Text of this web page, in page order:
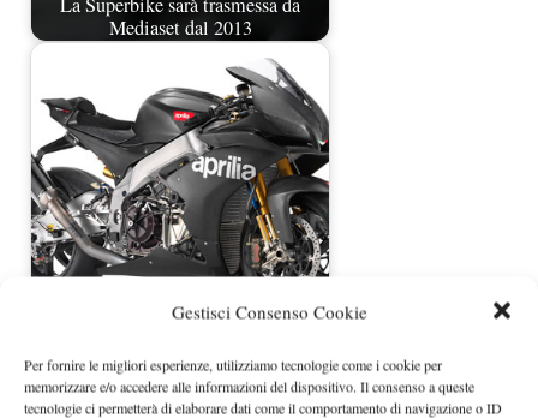
Gestisci Consenso Cookie
Per fornire le migliori esperienze, utilizziamo tecnologie come i cookie per
memorizzare e/o accedere alle informazioni del dispositivo. Il consenso a queste
tecnologie ci permetterà di elaborare dati come il comportamento di navigazione o ID
Mediaset dal 2013
Aprilia RSV4 sarà la regina
dell’Intermot 2008?